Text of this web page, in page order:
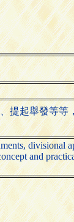
提起舉發等等
divisional
and